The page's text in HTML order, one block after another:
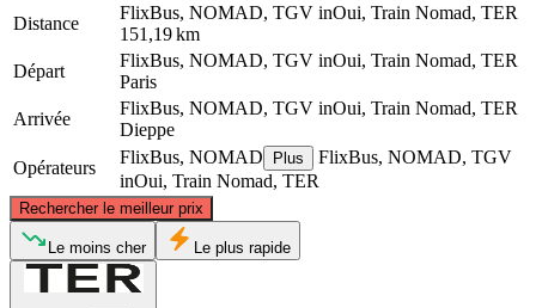
Distance
FlixBus, NOMAD, TGV inOui, Train Nomad, TER
151,19 km
Départ
FlixBus, NOMAD, TGV inOui, Train Nomad, TER
Paris
Arrivée
FlixBus, NOMAD, TGV inOui, Train Nomad, TER
Dieppe
Opérateurs
FlixBus, NOMAD Plus
FlixBus, NOMAD, TGV
inOui, Train Nomad, TER
Rechercher le meilleur prix
Dieppe
©CARTO
Le moins cher Le plus rapide